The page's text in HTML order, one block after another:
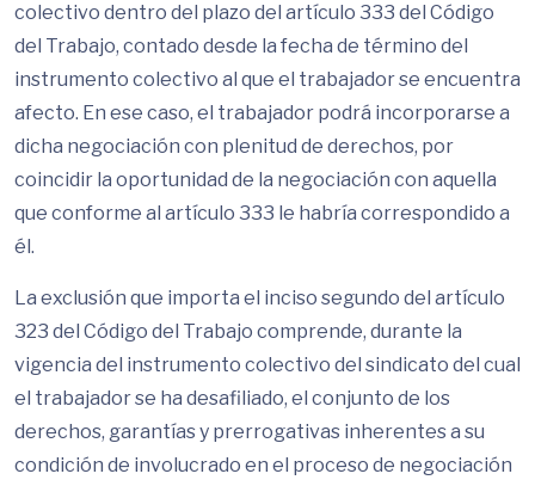
colectivo dentro del plazo del artículo 333 del Código
del Trabajo, contado desde la fecha de término del
instrumento colectivo al que el trabajador se encuentra
afecto. En ese caso, el trabajador podrá incorporarse a
dicha negociación con plenitud de derechos, por
coincidir la oportunidad de la negociación con aquella
que conforme al artículo 333 le habría correspondido a
él.
La exclusión que importa el inciso segundo del artículo
323 del Código del Trabajo comprende, durante la
vigencia del instrumento colectivo del sindicato del cual
el trabajador se ha desafiliado, el conjunto de los
derechos, garantías y prerrogativas inherentes a su
condición de involucrado en el proceso de negociación